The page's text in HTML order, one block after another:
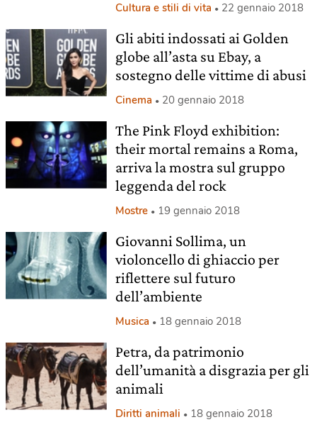
Cultura e stili di vita 22 gennaio 2018
Gli abiti indossati ai Golden
globe all’asta su Ebay, a
sostegno delle vittime di abusi
Cinema 20 gennaio 2018
The Pink Floyd exhibition:
their mortal remains a Roma,
arriva la mostra sul gruppo
leggenda del rock
Mostre 19 gennaio 2018
Giovanni Sollima, un
violoncello di ghiaccio per
riflettere sul futuro
dell’ambiente
Musica 18 gennaio 2018
Petra, da patrimonio
dell’umanità a disgrazia per gli
animali
Diritti animali 18 gennaio 2018